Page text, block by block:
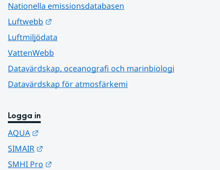
Nationella emissionsdatabasen
Luftwebb
Luftmiljödata
VattenWebb
Datavärdskap, oceanografi och marinbiologi
Datavärdskap för atmosfärkemi
Logga in
AQUA
SIMAIR
SMHI Pro